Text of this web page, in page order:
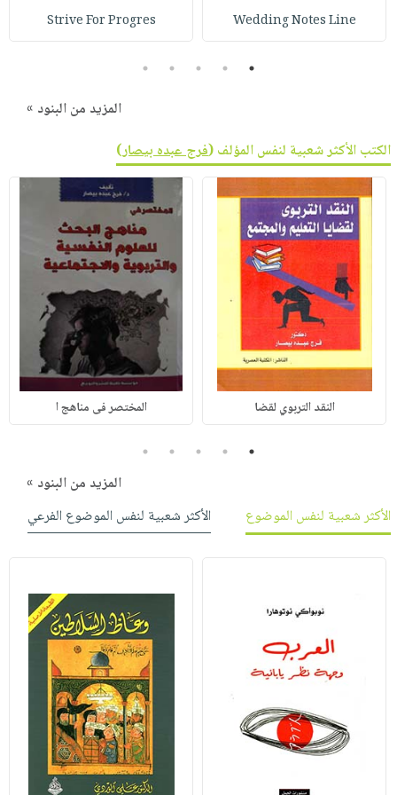
Wedding Notes Line
Strive For Progres
1
2
3
4
5
المزيد من البنود »
الكتب الأكثر شعبية لنفس المؤلف (فرج عبده بيصار)
النقد التربوي لقضا المختصر فى مناهج ا
1
2
3
4
5
المزيد من البنود »
الأكثر شعبية لنفس الموضوع
الأكثر شعبية لنفس الموضوع الفرعي